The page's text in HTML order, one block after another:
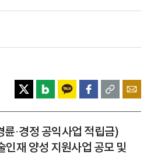
·경정 공익사업 적립금)
인재 양성 지원사업 공모 및